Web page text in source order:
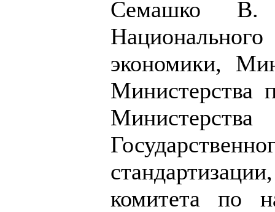
Семашко В.
экономики,
Министерства
комитета по